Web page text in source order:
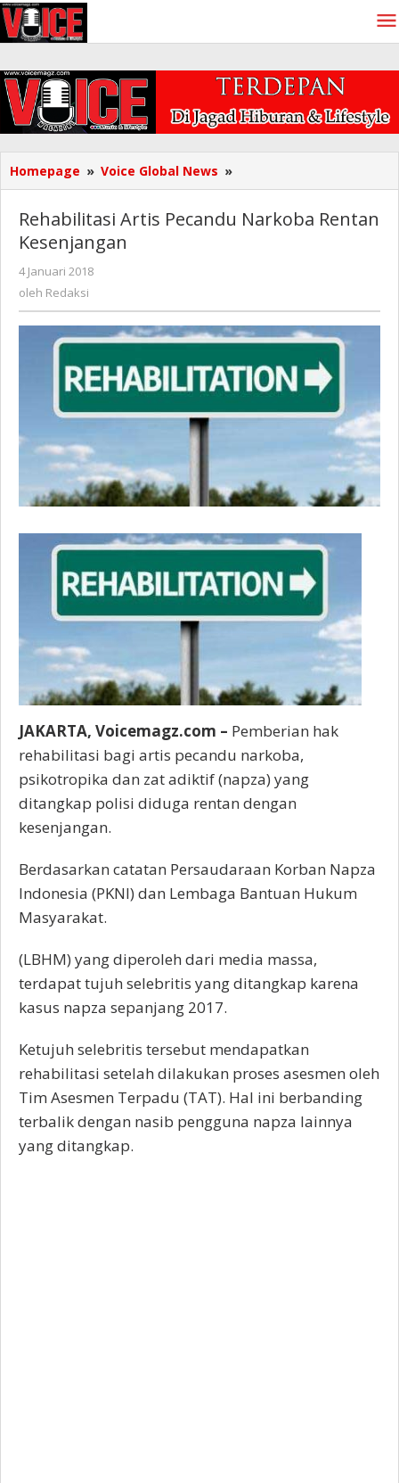
Lewati
ke
konten
Homepage » Voice Global News »
Artis
Narkoba
Rehabilitasi Artis Pecandu Narkoba Rentan
Kesenjangan
4 Januari 2018
oleh Redaksi
JAKARTA, Voicemagz.com – Pemberian hak
rehabilitasi bagi artis pecandu narkoba,
psikotropika dan zat adiktif (napza) yang
ditangkap polisi diduga rentan dengan
kesenjangan.
Berdasarkan catatan Persaudaraan Korban Napza
Indonesia (PKNI) dan Lembaga Bantuan Hukum
Masyarakat.
(LBHM) yang diperoleh dari media massa,
terdapat tujuh selebritis yang ditangkap karena
kasus napza sepanjang 2017.
Ketujuh selebritis tersebut mendapatkan
rehabilitasi setelah dilakukan proses asesmen oleh
Tim Asesmen Terpadu (TAT). Hal ini berbanding
terbalik dengan nasib pengguna napza lainnya
yang ditangkap.